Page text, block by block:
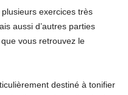
exercices très
aussi d’autres parties
vous retrouvez le
destiné à tonifier